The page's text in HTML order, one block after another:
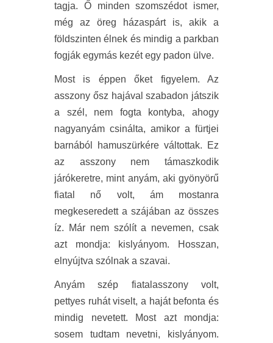
tagja. Ő minden szomszédot ismer,
még az öreg házaspárt is, akik a
földszinten élnek és mindig a parkban
fogják egymás kezét egy padon ülve.
Most is éppen őket figyelem. Az
asszony ősz hajával szabadon játszik
a szél, nem fogta kontyba, ahogy
nagyanyám csinálta, amikor a fürtjei
barnából hamuszürkére váltottak. Ez
az asszony nem támaszkodik
járókeretre, mint anyám, aki gyönyörű
fiatal nő volt, ám mostanra
megkeseredett a szájában az összes
íz. Már nem szólít a nevemen, csak
azt mondja: kislyányom. Hosszan,
elnyújtva szólnak a szavai.
Anyám szép fiatalasszony volt,
pettyes ruhát viselt, a haját befonta és
mindig nevetett. Most azt mondja:
sosem tudtam nevetni, kislyányom.